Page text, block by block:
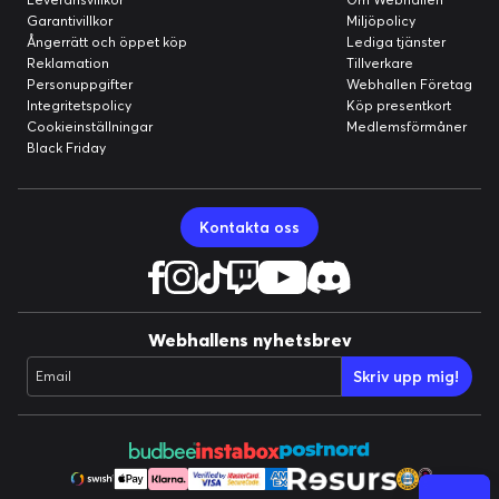
Optisk lagring
Enhetstyp:
Ingen optisk drivenhet
Typ:
Service och support
Typ:
Videoutgång
Intel UHD Graphics
Intel UHD Graphics
Färg:
Stålgrå
Grå
Batteri
Batteritid (upp till):
8 timme/timmar
Garantivillkor
Ångerrätt och öppet köp
Reklamation
Personuppgifter
Integritetspolicy
Cookieinställningar
Black Friday
Miljöpolicy
Lediga tjänster
Tillverkare
Webhallen Företag
Köp presentkort
Medlemsförmåner
Kontakta oss
Webhallens nyhetsbrev
Email Skriv upp mig!